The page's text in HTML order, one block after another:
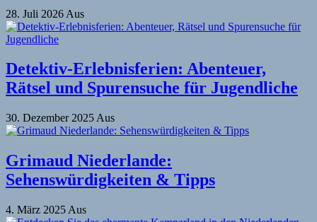
28. Juli 2026 Aus
Detektiv-Erlebnisferien: Abenteuer,
Rätsel und Spurensuche für Jugendliche
30. Dezember 2025 Aus
Grimaud Niederlande:
Sehenswürdigkeiten & Tipps
4. März 2025 Aus